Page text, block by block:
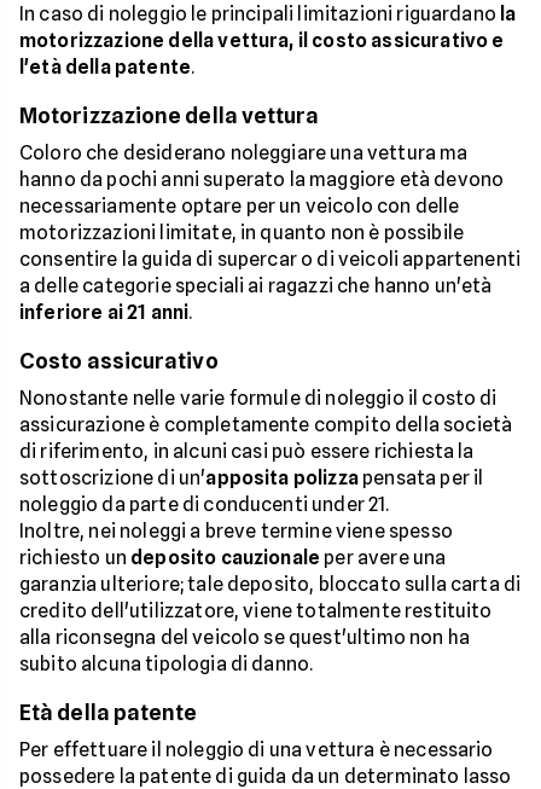
In caso di noleggio le principali limitazioni riguardano la
motorizzazione della vettura, il costo assicurativo e
l'età della patente.
Motorizzazione della vettura
Coloro che desiderano noleggiare una vettura ma
hanno da pochi anni superato la maggiore età devono
necessariamente optare per un veicolo con delle
motorizzazioni limitate, in quanto non è possibile
consentire la guida di supercar o di veicoli appartenenti
a delle categorie speciali ai ragazzi che hanno un'età
inferiore ai 21 anni.
Costo assicurativo
Nonostante nelle varie formule di noleggio il costo di
assicurazione è completamente compito della società
di riferimento, in alcuni casi può essere richiesta la
sottoscrizione di un'apposita polizzapensata per il
noleggio da parte di conducenti under 21.
Inoltre, nei noleggi a breve termine viene spesso
richiesto un deposito cauzionale per avere una
garanzia ulteriore; tale deposito, bloccato sulla carta di
credito dell'utilizzatore, viene totalmente restituito
alla riconsegna del veicolo se quest'ultimo non ha
subito alcuna tipologia di danno.
Età della patente
Per effettuare il noleggio di una vettura è necessario
possedere la patente di guida da un determinato lasso